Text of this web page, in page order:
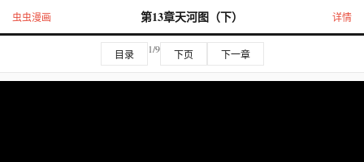
虫虫漫画 第13章天河图（下） 详情
目录 1/9 下页 下一章